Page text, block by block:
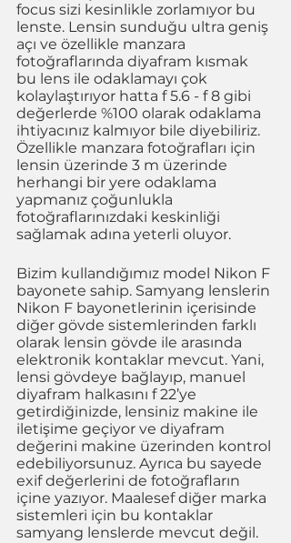
focus sizi kesinlikle zorlamıyor bu
lenste. Lensin sunduğu ultra geniş
açı ve özellikle manzara
fotoğraflarında diyafram kısmak
bu lens ile odaklamayı çok
kolaylaştırıyor hatta f 5.6 - f 8 gibi
değerlerde %100 olarak odaklama
ihtiyacınız kalmıyor bile diyebiliriz.
Özellikle manzara fotoğrafları için
lensin üzerinde 3 m üzerinde
herhangi bir yere odaklama
yapmanız çoğunlukla
fotoğraflarınızdaki keskinliği
sağlamak adına yeterli oluyor.
Bizim kullandığımız model Nikon F
bayonete sahip. Samyang lenslerin
Nikon F bayonetlerinin içerisinde
diğer gövde sistemlerinden farklı
olarak lensin gövde ile arasında
elektronik kontaklar mevcut. Yani,
lensi gövdeye bağlayıp, manuel
diyafram halkasını f 22’ye
getirdiğinizde, lensiniz makine ile
iletişime geçiyor ve diyafram
değerini makine üzerinden kontrol
edebiliyorsunuz. Ayrıca bu sayede
exif değerlerini de fotoğrafların
içine yazıyor. Maalesef diğer marka
sistemleri için bu kontaklar
samyang lenslerde mevcut değil.